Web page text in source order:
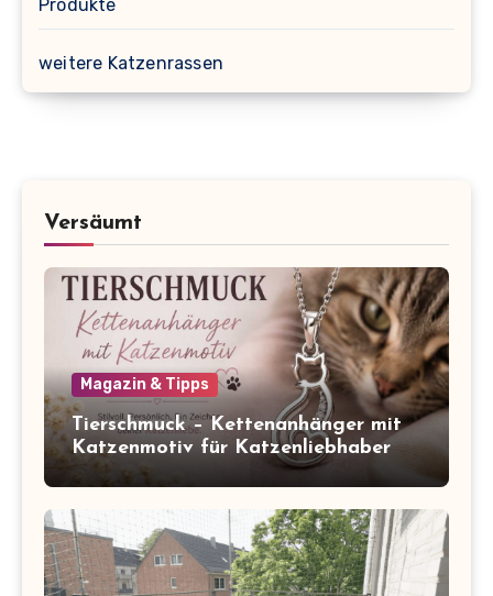
Produkte
weitere Katzenrassen
Versäumt
Magazin & Tipps
Tierschmuck – Kettenanhänger mit
Katzenmotiv für Katzenliebhaber